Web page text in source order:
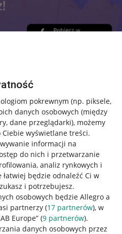
pokrewnym (np. piksele,
danych osobowych (między
dane przeglądarki), możemy
wyświetlane treści.
informacji na
do nich i przetwarzanie
analiz rynkowych i
będzie odnaleźć Ci w
i potrzebujesz.
osobowych będzie Allegro a
partnerzy (17 partnerów), w
Europe” (9 partnerów).
danych osobowych przez